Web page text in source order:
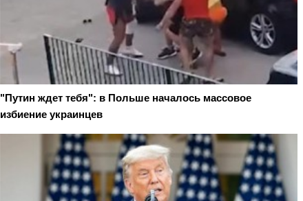
"Путин ждет тебя": в Польше началось массовое
избиение украинцев